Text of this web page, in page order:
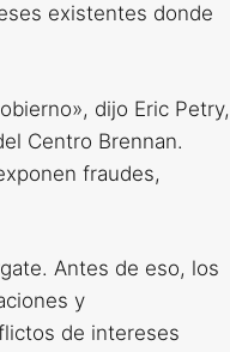
existentes donde
dijo Eric Petry,
Centro Brennan.
fraudes,
Antes de eso, los
y
de intereses